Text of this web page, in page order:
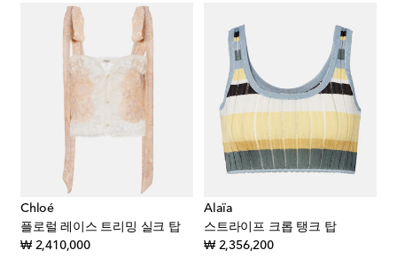
Chloé
플로럴 레이스 트리밍 실크 탑
₩ 2,410,000original price
Alaïa
스트라이프 크롭 탱크 탑
₩ 2,356,200original price